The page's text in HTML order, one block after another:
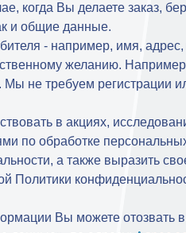
когда Вы делаете заказ,
и общие данные.
- например, имя,
желанию.
не требуем регистрации
в акциях,
по обработке
а также выразить
Политики
Вы можете отозвать